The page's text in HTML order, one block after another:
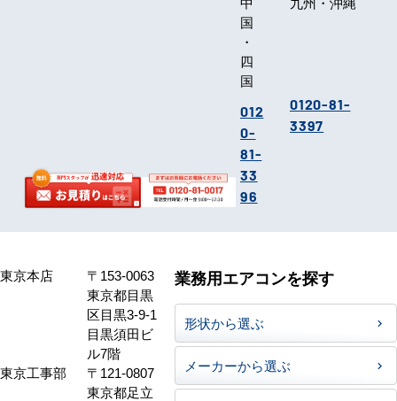
国
・
四
国
012
0-
81-
33
96
0120-81-
3397
東京本店
〒153-0063
東京都目黒
区目黒3-9-1
目黒須田ビ
ル7階
東京工事部
〒121-0807
東京都足立
業務用エアコンを探す
形状から選ぶ
メーカーから選ぶ